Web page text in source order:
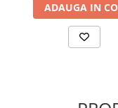
ADAUGA IN